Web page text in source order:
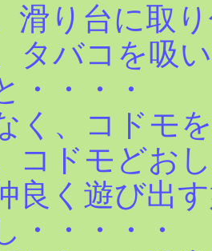
滑り台に取
タバコを吸
・・・・
く、コドモ
コドモどお
良く遊び出
・・・・・